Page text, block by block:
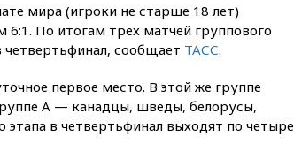
мира (игроки не старше 18 лет)
6:1. По итогам трех матчей группового
четвертьфинал, сообщает ТАСС.
первое место. В этой же группе
А — канадцы, шведы, белорусы,
в четвертьфинал выходят по четыре